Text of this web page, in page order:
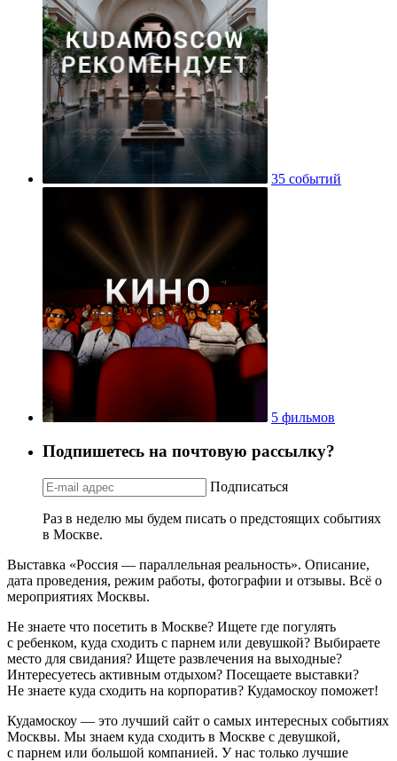
35 событий
5 фильмов
Подпишетесь на почтовую рассылку?
Подписаться
Раз в неделю мы будем писать о предстоящих событиях
в Москве.
Выставка «Россия — параллельная реальность». Описание,
дата проведения, режим работы, фотографии и отзывы. Всё о
мероприятиях Москвы.
Не знаете что посетить в Москве? Ищете где погулять
с ребенком, куда сходить с парнем или девушкой? Выбираете
место для свидания? Ищете развлечения на выходные?
Интересуетесь активным отдыхом? Посещаете выставки?
Не знаете куда сходить на корпоратив? Кудамоскоу поможет!
Кудамоскоу — это лучший сайт о самых интересных событиях
Москвы. Мы знаем куда сходить в Москве с девушкой,
с парнем или большой компанией. У нас только лучшие